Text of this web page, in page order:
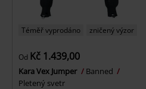
Téměř vyprodáno zničený výzor
Od Kč 1.439,00
Kara Vex Jumper
Banned
Pletený svetr